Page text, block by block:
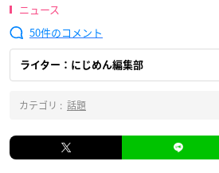
ニュース
50
ライター：にじめん編集部
カテゴリ : 話題